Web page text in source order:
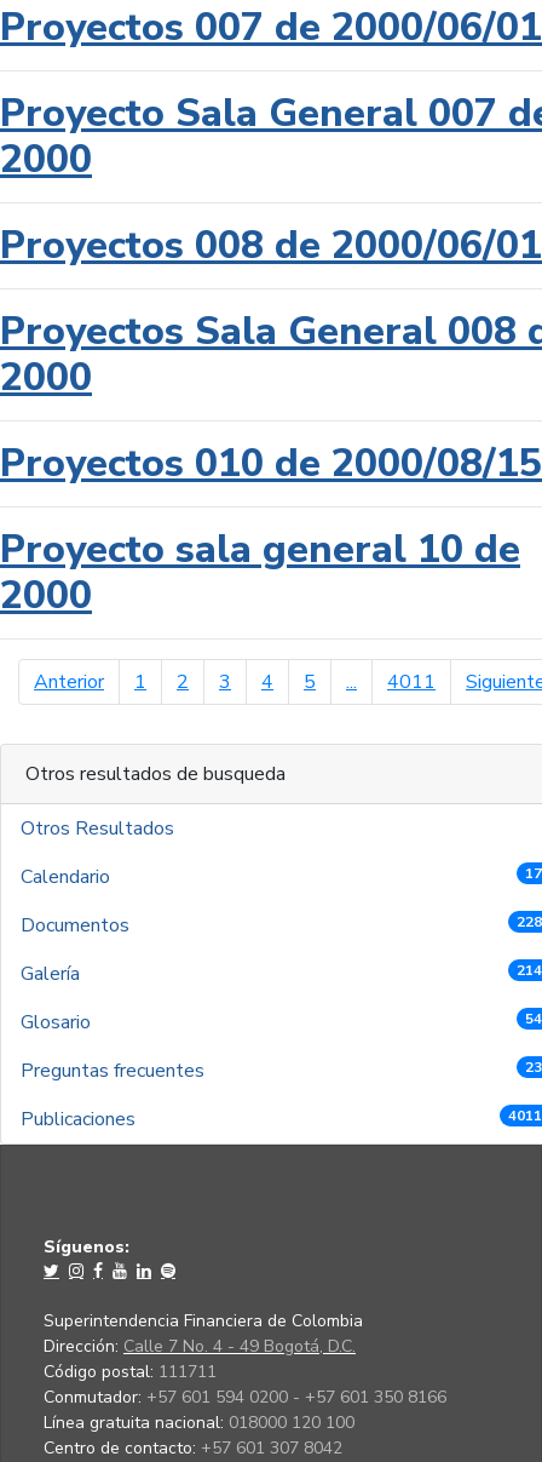
Proyectos 007 de 2000/06/01
Proyecto Sala General 007
2000
Proyectos 008 de 2000/06/01
Proyectos Sala General 008
2000
Proyectos 010 de 2000/08/15
Proyecto sala general 10 de
2000
Anteriorpágina anterior
1 2 3 4 5 ... 4011
Otros resultados de busqueda
Otros Resultados
Calendario
Documentos
Galería
Glosario
Preguntas frecuentes
Publicaciones
Síguenos:
Superintendencia Financiera de Colombia
Dirección: Calle 7 No. 4 - 49 Bogotá, D.C.
Código postal: 111711
Conmutador: +57 601 594 0200 - +57 601 350 8166
Línea gratuita nacional: 018000 120 100
Centro de contacto: +57 601 307 8042